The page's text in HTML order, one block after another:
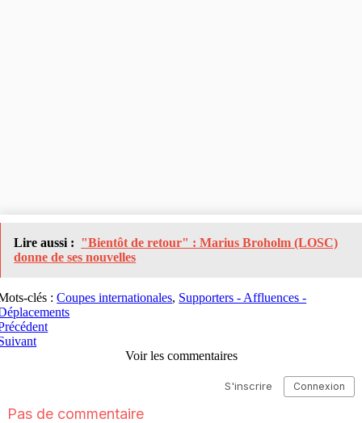
Lire aussi : "Bientôt de retour" : Marius Broholm (LOSC)
donne de ses nouvelles
clés :Coupes internationales, Supporters - Affluences -
Voir les commentaires